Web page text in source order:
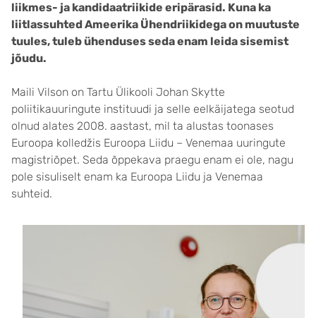
liikmes- ja kandidaatriikide eripärasid. Kuna ka
liitlassuhted Ameerika Ühendriikidega on muutuste
tuules, tuleb ühenduses seda enam leida sisemist
jõudu.
Maili Vilson on Tartu Ülikooli Johan Skytte
poliitikauuringute instituudi ja selle eelkäijatega seotud
olnud alates 2008. aastast, mil ta alustas toonases
Euroopa kolledžis Euroopa Liidu – Venemaa uuringute
magistriõpet. Seda õppekava praegu enam ei ole, nagu
pole sisuliselt enam ka Euroopa Liidu ja Venemaa
suhteid.